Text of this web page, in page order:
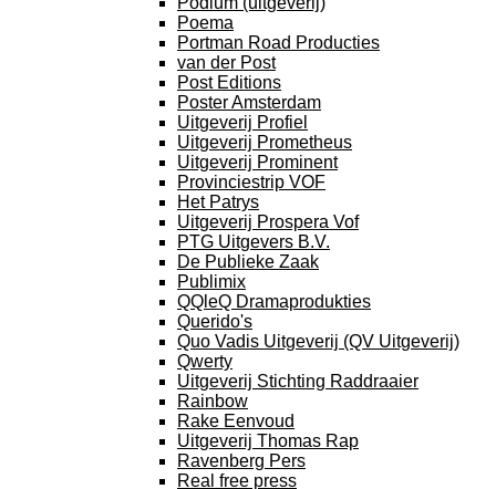
Poema
Portman Road Producties
van der Post
Post Editions
Poster Amsterdam
Uitgeverij Profiel
Uitgeverij Prometheus
Uitgeverij Prominent
Provinciestrip VOF
Het Patrys
Uitgeverij Prospera Vof
PTG Uitgevers B.V.
De Publieke Zaak
Publimix
QQleQ Dramaprodukties
Querido's
Quo Vadis Uitgeverij (QV Uitgeverij)
Qwerty
Uitgeverij Stichting Raddraaier
Rainbow
Rake Eenvoud
Uitgeverij Thomas Rap
Ravenberg Pers
Real free press